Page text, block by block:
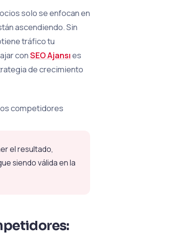
solo se enfocan en
ascendiendo. Sin
tráfico tu
conSEO Ajansıes
de crecimiento
competidores
el resultado,
siendo válida en la